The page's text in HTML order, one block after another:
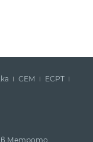
СЕМ
ECPT
в Метрото